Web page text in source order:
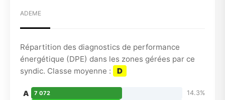
ADEME
Répartition des diagnostics de performance
énergétique (DPE) dans les zones gérées par ce
syndic. Classe moyenne :
D
A 7 072 14.3%